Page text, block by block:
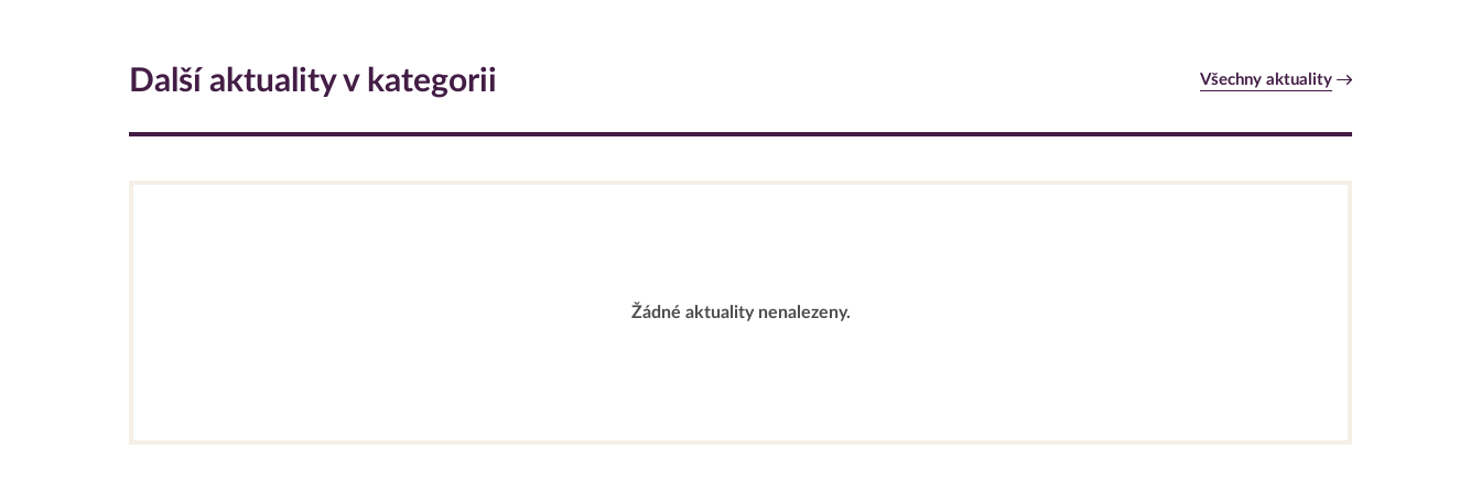
Další aktuality v kategorii Všechny aktuality
Žádné aktuality nenalezeny.